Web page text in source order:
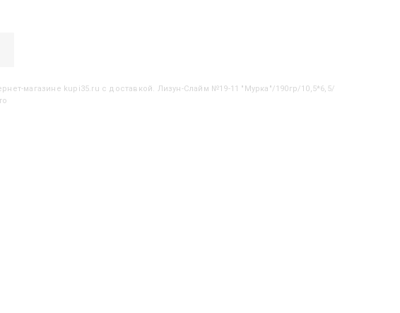
магазине kupi35.ru с доставкой. Лизун-Слайм №19-11 "Мурка"/190гр/10,5*6,5/